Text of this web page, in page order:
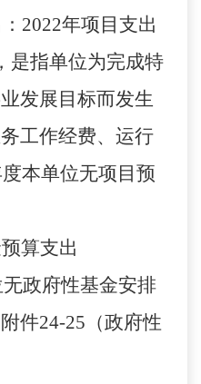
2022年项目支出
是指单位为完成特
发展目标而发生
工作经费、运行
本单位无项目预
算支出
政府性基金安排
件24-25 （政府性